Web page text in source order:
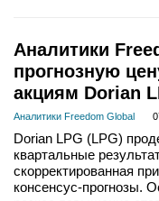
Аналитики
прогнозную
акциям Dorian
Аналитики Freedom Global
Dorian LPG (LPG)
квартальные
скорректированная
консенсус-прогнозы.